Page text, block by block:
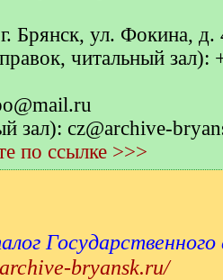
Брянск, ул. Фокина, д.
читальный
зал): cz@archive-
по ссылке >>>
Государственного
bryansk.ru/